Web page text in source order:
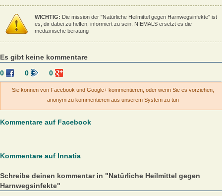
WICHTIG: Die mission der "Natürliche Heilmittel gegen Harnwegsinfekte" ist
es, dir dabei zu helfen, informiert zu sein. NIEMALS ersetzt es die
medizinische beratung
Es gibt keine kommentare
0
0 0
Sie können von Facebook und Google+ kommentieren, oder wenn Sie es vorziehen,
anonym zu kommentieren aus unserem System zu tun
Kommentare auf Facebook
Kommentare auf Innatia
Schreibe deinen kommentar in "Natürliche Heilmittel gegen
Harnwegsinfekte"